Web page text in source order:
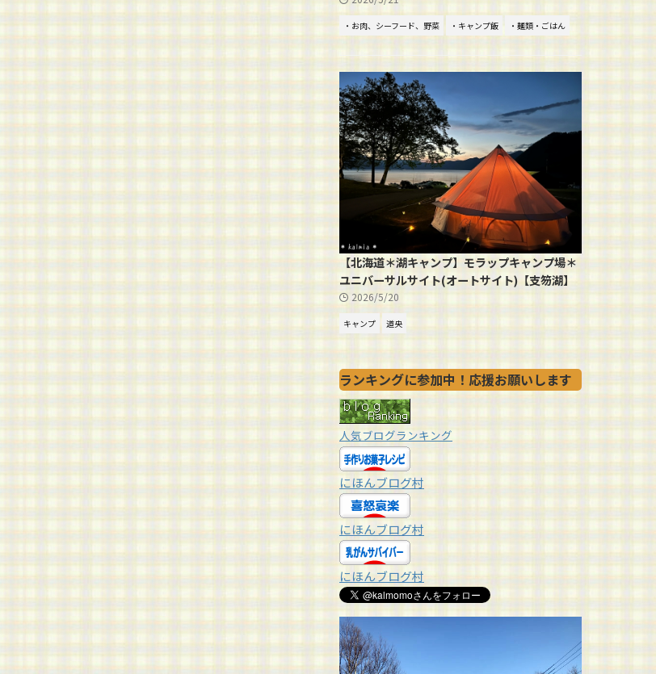
・お肉、シーフード、野菜 ・キャンプ飯 ・麺類・ごはん
【北海道＊湖キャンプ】モラップキャンプ場＊
ユニバーサルサイト(オートサイト)【支笏湖】
2026/5/20
キャンプ 道央
ランキングに参加中！応援お願いします
人気ブログランキング
にほんブログ村
にほんブログ村
にほんブログ村